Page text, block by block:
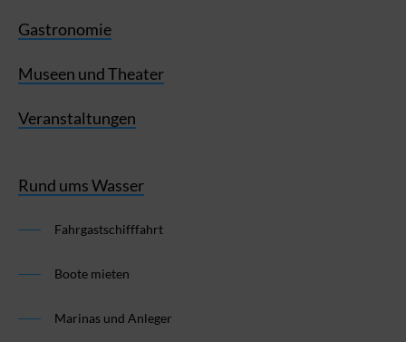
Gastronomie
Museen und Theater
Veranstaltungen
Rund ums Wasser
Fahrgastschifffahrt
Boote mieten
Marinas und Anleger